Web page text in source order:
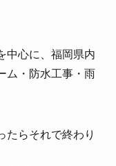
中心に、福岡県内
ム・防水工事・雨
たらそれで終わり